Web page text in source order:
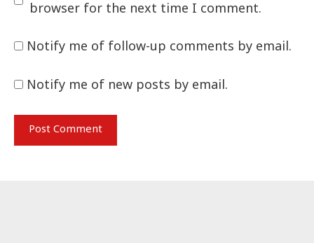
browser for the next time I comment.
Notify me of follow-up comments by email.
Notify me of new posts by email.